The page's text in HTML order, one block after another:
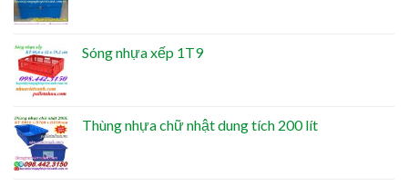
Sóng nhựa xếp 1T9
Thùng nhựa chữ nhật dung tích 200 lít